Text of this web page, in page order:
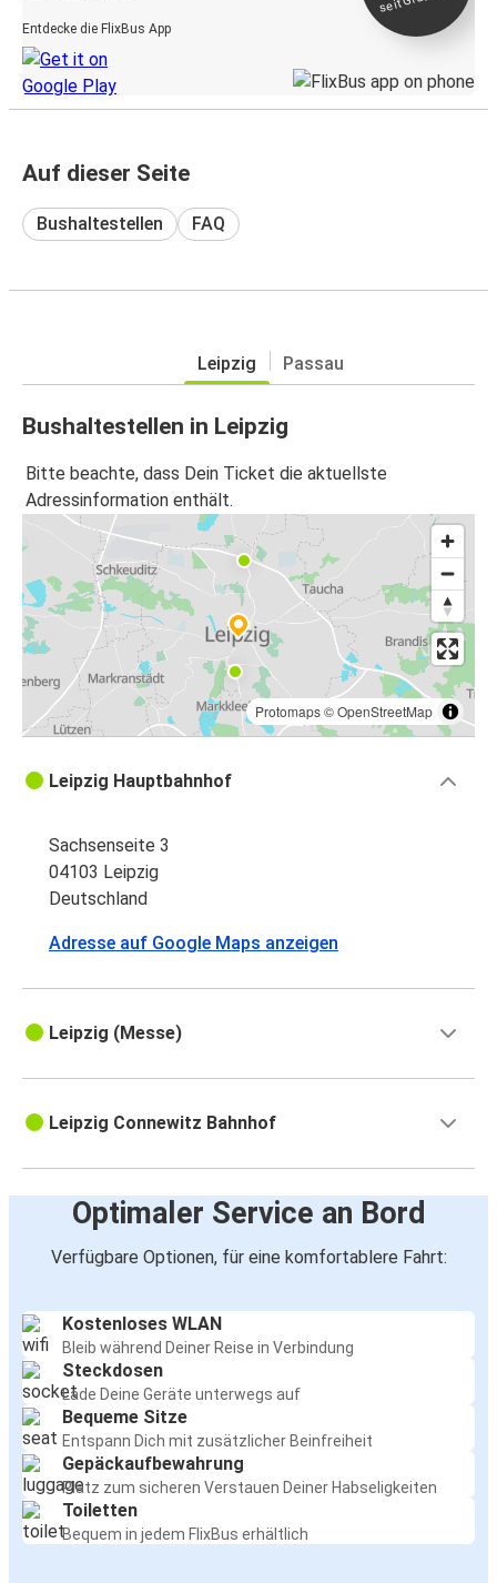
Entdecke die FlixBus App
Auf dieser Seite
Bushaltestellen FAQ
Leipzig Passau
Bushaltestellen in Leipzig
Bitte beachte, dass Dein Ticket die aktuellste
Adressinformation enthält.
Protomaps©OpenStreetMap
Leipzig Hauptbahnhof
Sachsenseite 3
04103 Leipzig
Deutschland
Adresse auf Google Maps anzeigen
Leipzig (Messe)
Leipzig Connewitz Bahnhof
Optimaler Service an Bord
Verfügbare Optionen, für eine komfortablere Fahrt:
Kostenloses WLAN
Bleib während Deiner Reise in Verbindung
Steckdosen
Lade Deine Geräte unterwegs auf
Bequeme Sitze
Entspann Dich mit zusätzlicher Beinfreiheit
Gepäckaufbewahrung
Platz zum sicheren Verstauen Deiner Habseligkeiten
Toiletten
Bequem in jedem FlixBus erhältlich